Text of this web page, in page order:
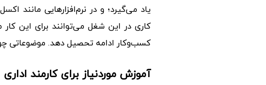
یاد می‌گیرد؛ و در نرم‌افزارهایی
کاری در این شغل می‌توانند برای این
کسب‌و‌کار ادامه تحصیل دهد. موضوعاتی
آموزش موردنیاز برای کارمند اداری